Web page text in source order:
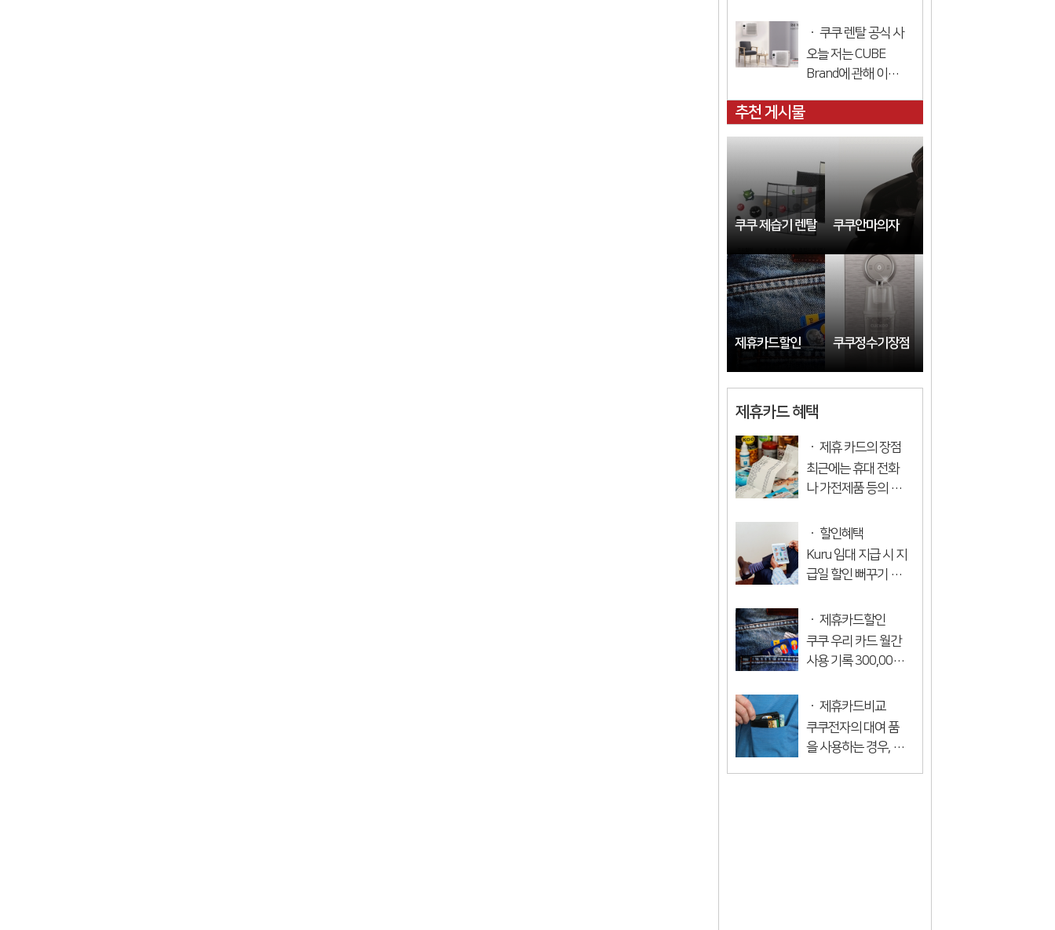
고 저렴한 설치 정수
기를 빌릴 수 있습니
다. 저렴한 ...
수 있습니다 더 인기
있는 대여 제품 먼저
말씀드리겠습니다.
니다. 쿠쿠에 본점으
인을 빌릴...
쿠쿠 렌탈 공식 사
이트
오늘 저는 CUBE
Brand에 관해 이야
은 정보가 있습니다.
잘 보면 성능과 가격
에서 어떤 것이 더 좋
습니다. 많이 봐서 죄
추천 게시물
쿠쿠 제습기 렌탈 쿠쿠안마의자
제휴카드할인 쿠쿠정수기장점
제휴카드 혜택
제휴 카드의 장점
최근에는 휴대 전화
나 가전제품 등의 기
은 이익을 얻고 있습
니다. 뻐꾸기는 제휴
카드를 가지고 있는
트너 카드는 롯데 카
드, 우리 카드, 꽃 카
드, 신한 ...
할인혜택
Kuru 임대 지급 시 지
급일 할인 뻐꾸기 특
발급하는 경우 금액
이 300,000원 미만
이라도 등록일부터
로 13,000원의 할인
이 적용됩니다. 지난
달. 즉, 성...
제휴카드할인
쿠쿠 우리 카드 월간
사용 기록 300,000
10,000원 할인 전월
700,000원 이상 임
대료 15,000원 지난
제휴카드비교
쿠쿠전자의 대여 품
을 사용하는 경우, 제